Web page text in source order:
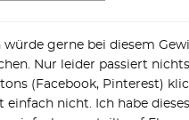
würde gerne bei diesem
Nur leider passiert
(Facebook, Pinterest)
einfach nicht. Ich habe